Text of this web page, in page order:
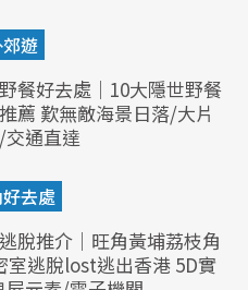
遊
餐好去處｜10大隱世野餐
薦 歎無敵海景日落/大片
通直達
去處
脫推介｜旺角黃埔荔枝角
室逃脫lost逃出香港 5D實